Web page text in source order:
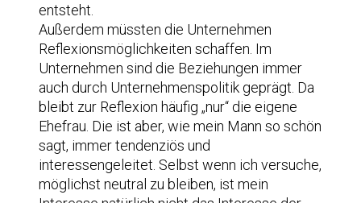
entsteht.
Außerdem müssten die Unternehmen
Reflexionsmöglichkeiten schaffen. Im
Unternehmen sind die Beziehungen immer
auch durch Unternehmenspolitik geprägt. Da
bleibt zur Reflexion häufig „nur“ die eigene
Ehefrau. Die ist aber, wie mein Mann so schön
sagt, immer tendenziös und
interessengeleitet. Selbst wenn ich versuche,
möglichst neutral zu bleiben, ist mein